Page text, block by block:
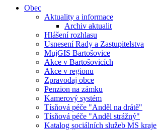
Obec
Aktuality a informace
Archiv aktualit
Hlášení rozhlasu
Usnesení Rady a Zastupitelstva
MujGIS Bartošovice
Akce v Bartošovicích
Akce v regionu
Zpravodaj obce
Penzion na zámku
Kamerový systém
Tísňová péče "Anděl na drátě"
Tísňová péče "Anděl strážný"
Katalog sociálních služeb MS kraje